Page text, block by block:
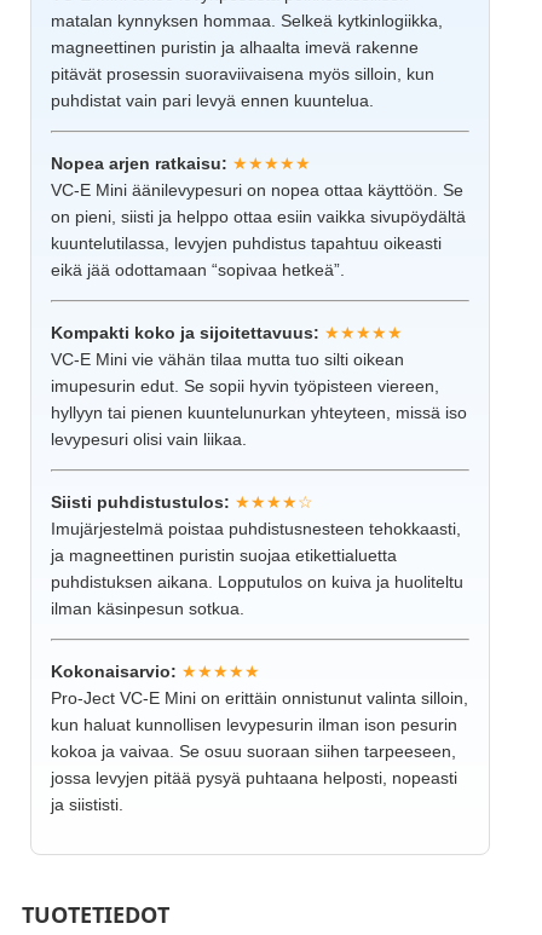
matalan kynnyksen hommaa. Selkeä kytkinlogiikka,
magneettinen puristin ja alhaalta imevä rakenne
pitävät prosessin suoraviivaisena myös silloin, kun
puhdistat vain pari levyä ennen kuuntelua.
Nopea arjen ratkaisu: ★★★★★
VC-E Mini äänilevypesuri on nopea ottaa käyttöön. Se
on pieni, siisti ja helppo ottaa esiin vaikka sivupöydältä
kuuntelutilassa, levyjen puhdistus tapahtuu oikeasti
eikä jää odottamaan “sopivaa hetkeä”.
Kompakti koko ja sijoitettavuus: ★★★★★
VC-E Mini vie vähän tilaa mutta tuo silti oikean
imupesurin edut. Se sopii hyvin työpisteen viereen,
hyllyyn tai pienen kuuntelunurkan yhteyteen, missä iso
levypesuri olisi vain liikaa.
Siisti puhdistustulos: ★★★★☆
Imujärjestelmä poistaa puhdistusnesteen tehokkaasti,
ja magneettinen puristin suojaa etikettialuetta
puhdistuksen aikana. Lopputulos on kuiva ja huoliteltu
ilman käsinpesun sotkua.
Kokonaisarvio: ★★★★★
Pro-Ject VC-E Mini on erittäin onnistunut valinta silloin,
kun haluat kunnollisen levypesurin ilman ison pesurin
kokoa ja vaivaa. Se osuu suoraan siihen tarpeeseen,
jossa levyjen pitää pysyä puhtaana helposti, nopeasti
ja siististi.
TUOTETIEDOT